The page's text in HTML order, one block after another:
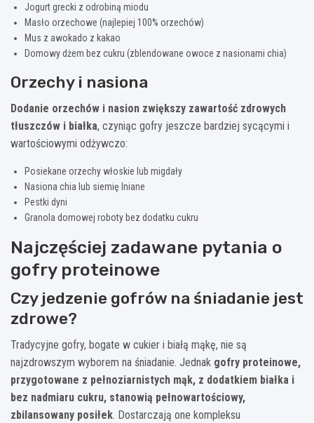
Jogurt grecki z odrobiną miodu
Masło orzechowe (najlepiej 100% orzechów)
Mus z awokado z kakao
Domowy dżem bez cukru (zblendowane owoce z nasionami chia)
Orzechy i nasiona
Dodanie orzechów i nasion zwiększy zawartość zdrowych
tłuszczów i białka, czyniąc gofry jeszcze bardziej sycącymi i
wartościowymi odżywczo:
Posiekane orzechy włoskie lub migdały
Nasiona chia lub siemię lniane
Pestki dyni
Granola domowej roboty bez dodatku cukru
Najczęściej zadawane pytania o
gofry proteinowe
Czy jedzenie gofrów na śniadanie jest
zdrowe?
Tradycyjne gofry, bogate w cukier i białą mąkę, nie są
najzdrowszym wyborem na śniadanie. Jednak gofry proteinowe,
przygotowane z pełnoziarnistych mąk, z dodatkiem białka i
bez nadmiaru cukru, stanowią pełnowartościowy,
zbilansowany posiłek. Dostarczają one kompleksu